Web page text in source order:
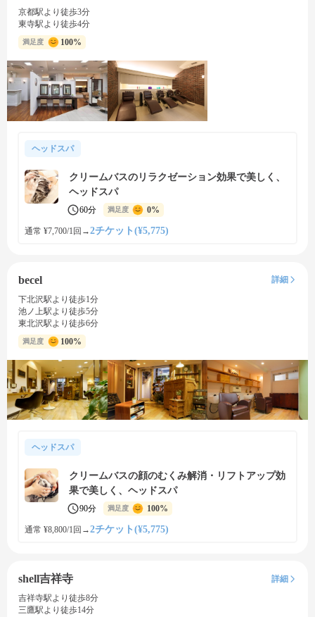
京都駅より徒歩3分
東寺駅より徒歩4分
満足度 100%
ヘッドスパ
クリームバスのリラクゼーション効果で美しく、
ヘッドスパ
60分 満足度 0%
通常 ¥7,700/1回 →2チケット(¥5,775)
becel
詳細
下北沢駅より徒歩1分
池ノ上駅より徒歩5分
東北沢駅より徒歩6分
満足度 100%
ヘッドスパ
クリームバスの顔のむくみ解消・リフトアップ効
果で美しく、ヘッドスパ
90分 満足度 100%
通常 ¥8,800/1回 →2チケット(¥5,775)
shell吉祥寺
詳細
吉祥寺駅より徒歩8分
三鷹駅より徒歩14分